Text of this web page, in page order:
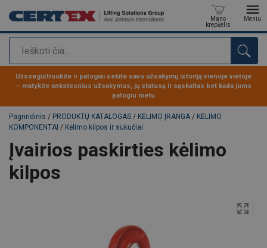
Paieška
Mano
krepšelis
Meniu
Produktas buvo pridėtas prie jūsų užklausos
Užsiregistruokite ir patogiai sekite savo užsakymų istoriją vienoje vietoje
– matykite ankstesnius užsakymus, jų statusą ir sąskaitas bet kada jums
patogiu metu
Pagrindinis / PRODUKTŲ KATALOGAS / KĖLIMO ĮRANGA / KĖLIMO
KOMPONENTAI / Kėlimo kilpos ir sukučiai
Įvairios paskirties kėlimo
kilpos